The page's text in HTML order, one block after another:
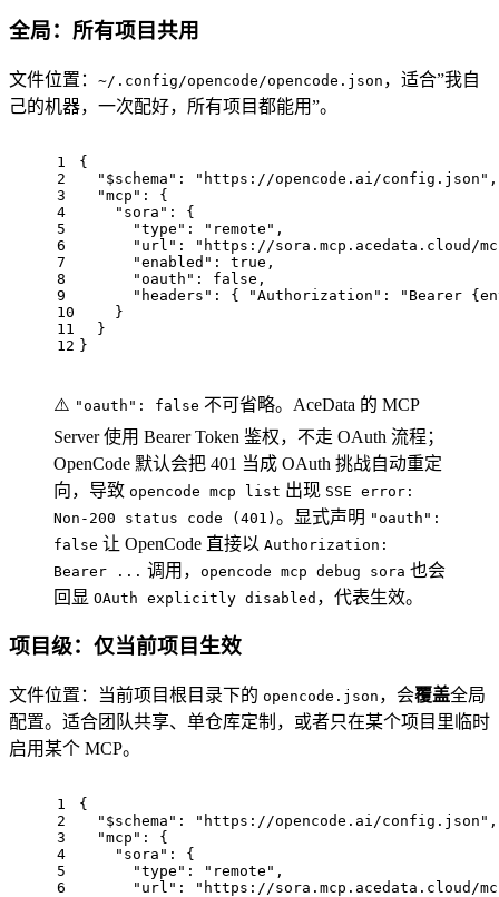
全局：所有项目共用
文件位置： ~/.config/opencode/opencode.json ，适合”我自
己的机器，一次配好，所有项目都能用”。
1
2
3
4
5
6
7
8
9
10
11
12
{
"$schema" : "https://opencode.ai/config.json" ,
"mcp" : {
"sora" : {
"type" : "remote" ,
"url" :
"https://sora.mcp.acedata.cloud/
"enabled" : true ,
"oauth" : false ,
"headers" : { "Authorization" :
"Bearer
    }
  }
}
⚠️ "oauth": false 不可省略。AceData 的 MCP
Server 使用 Bearer Token 鉴权，不走 OAuth 流程；
OpenCode 默认会把 401 当成 OAuth 挑战自动重定
向，导致 opencode mcp list 出现 SSE error:
Non-200 status code (401) 。显式声明 "oauth":
false 让 OpenCode 直接以 Authorization:
Bearer ... 调用， opencode mcp debug sora 也会
回显 OAuth explicitly disabled ，代表生效。
项目级：仅当前项目生效
文件位置：当前项目根目录下的 opencode.json ，会覆盖全局
配置。适合团队共享、单仓库定制，或者只在某个项目里临时
启用某个 MCP。
1
2
3
4
5
6
{
"$schema" : "https://opencode.ai/config.json" ,
"mcp" : {
"sora" : {
"type" : "remote" ,
"url" :
"https://sora.mcp.acedata.cloud/